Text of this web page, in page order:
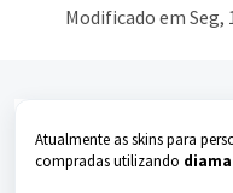
Modificado em Seg,
Atualmente as skins para
compradas utilizando